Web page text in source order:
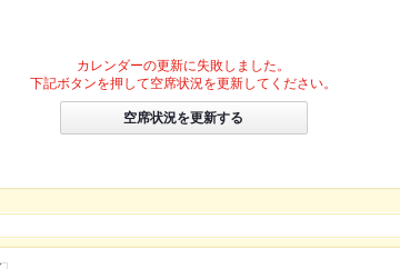
カレンダーの更新に失敗しました。
下記ボタンを押して空席状況を更新してください。
空席状況を更新する